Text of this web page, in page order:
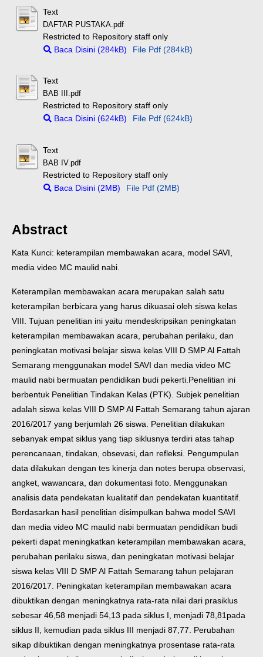
Text
DAFTAR PUSTAKA.pdf
Restricted to Repository staff only
Baca Disini (284kB)
File Pdf (284kB)
Text
BAB III.pdf
Restricted to Repository staff only
Baca Disini (624kB)
File Pdf (624kB)
Text
BAB IV.pdf
Restricted to Repository staff only
Baca Disini (2MB)
File Pdf (2MB)
Abstract
Kata Kunci: keterampilan membawakan acara, model SAVI,
media video MC maulid nabi.
Keterampilan membawakan acara merupakan salah satu
keterampilan berbicara yang harus dikuasai oleh siswa kelas
VIII. Tujuan penelitian ini yaitu mendeskripsikan peningkatan
keterampilan membawakan acara, perubahan perilaku, dan
peningkatan motivasi belajar siswa kelas VIII D SMP Al Fattah
Semarang menggunakan model SAVI dan media video MC
maulid nabi bermuatan pendidikan budi pekerti. Penelitian ini
berbentuk Penelitian Tindakan Kelas (PTK). Subjek penelitian
adalah siswa kelas VIII D SMP Al Fattah Semarang tahun ajaran
2016/2017 yang berjumlah 26 siswa. Penelitian dilakukan
sebanyak empat siklus yang tiap siklusnya terdiri atas tahap
perencanaan, tindakan, obsevasi, dan refleksi. Pengumpulan
data dilakukan dengan tes kinerja dan notes berupa observasi,
angket, wawancara, dan dokumentasi foto. Menggunakan
analisis data pendekatan kualitatif dan pendekatan kuantitatif.
Berdasarkan hasil penelitian disimpulkan bahwa model SAVI
dan media video MC maulid nabi bermuatan pendidikan budi
pekerti dapat meningkatkan keterampilan membawakan acara,
perubahan perilaku siswa, dan peningkatan motivasi belajar
siswa kelas VIII D SMP Al Fattah Semarang tahun pelajaran
2016/2017. Peningkatan keterampilan membawakan acara
dibuktikan dengan meningkatnya rata-rata nilai dari prasiklus
sebesar 46,58 menjadi 54,13 pada siklus I, menjadi 78,81pada
siklus II, kemudian pada siklus III menjadi 87,77. Perubahan
sikap dibuktikan dengan meningkatnya prosentase rata-rata